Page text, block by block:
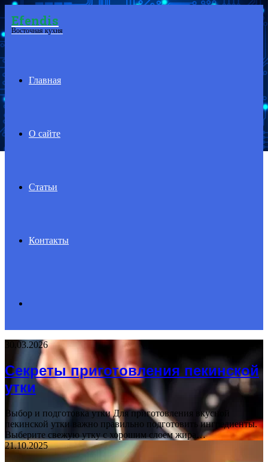
Menu
Efendis
Восточная кухня
Главная
О сайте
Статьи
Контакты
for
30.03.2026
Секреты приготовления пекинской
утки
Выбор и подготовка утки Для приготовления вкусной
пекинской утки важно правильно подготовить ингредиенты.
Выберите свежую утку с хорошим слоем жира…
21.10.2025